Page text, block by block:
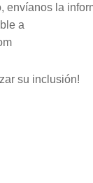
envíanos la
a
su inclusión!